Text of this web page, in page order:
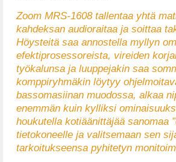
Zoom MRS-1608 tallentaa yhtä
kahdeksan audioraitaa ja soittaa
Höysteitä saa annostella myllyn
efektiprosessoreista, vireiden
työkalunsa ja luuppejakin saa
komppiryhmäkin löytyy
bassomasiinan muodossa, alkaa
enemmän kuin kylliksi
houkutella kotiäänittäjää sanomaa
tietokoneelle ja valitsemaan sen
tarkoitukseensa pyhitetyn